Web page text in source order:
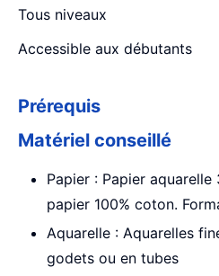
Tous niveaux
Accessible aux débutants
Prérequis
Matériel conseillé
Papier : Papier
papier 100% coton.
Aquarelle : Aquarelles
godets ou en tubes